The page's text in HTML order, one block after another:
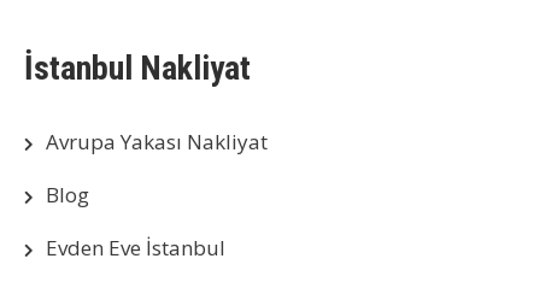
İstanbul Nakliyat
Avrupa Yakası Nakliyat
Blog
Evden Eve İstanbul